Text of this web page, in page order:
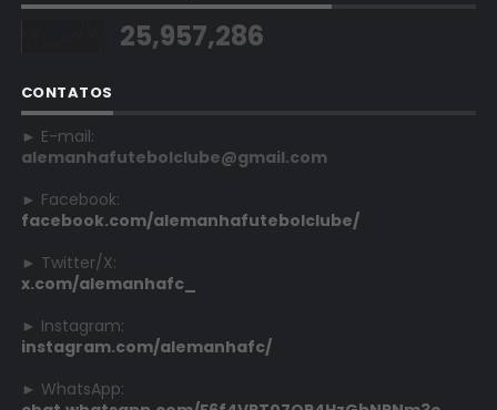
25,957,286
CONTATOS
► E-mail:
alemanhafutebolclube@gmail.com
► Facebook:
facebook.com/alemanhafutebolclube/
► Twitter/X:
x.com/alemanhafc_
► Instagram:
instagram.com/alemanhafc/
► WhatsApp: